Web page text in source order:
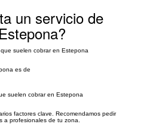
un servicio de
que suelen cobrar en Estepona
es de
suelen cobrar en Estepona
factores clave. Recomendamos pedir
a profesionales de tu zona.